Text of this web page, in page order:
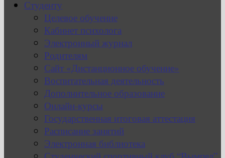
Студенту
Целевое обучение
Кабинет психолога
Электронный журнал
Родителям
Сайт «Дистанционное обучение»
Воспитательная деятельность
Дополнительное образование
Онлайн-курсы
Государственная итоговая аттестация
Расписание занятий
Электронная библиотека